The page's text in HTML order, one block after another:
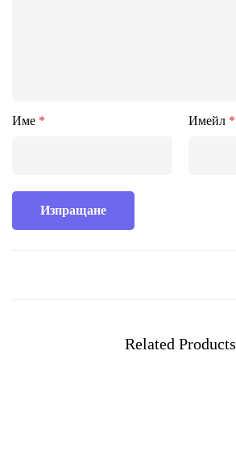
Име * Имейл *
Related Products